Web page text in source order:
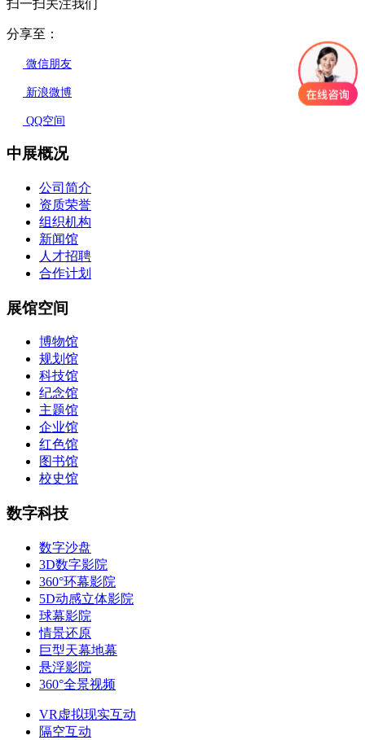
扫一扫关注我们
分享至：
微信朋友
新浪微博
QQ空间
中展概况
公司简介
资质荣誉
组织机构
新闻馆
人才招聘
合作计划
展馆空间
博物馆
规划馆
科技馆
纪念馆
主题馆
企业馆
红色馆
图书馆
校史馆
数字科技
数字沙盘
3D数字影院
360°环幕影院
5D动感立体影院
球幕影院
情景还原
巨型天幕地幕
悬浮影院
360°全景视频
VR虚拟现实互动
隔空互动